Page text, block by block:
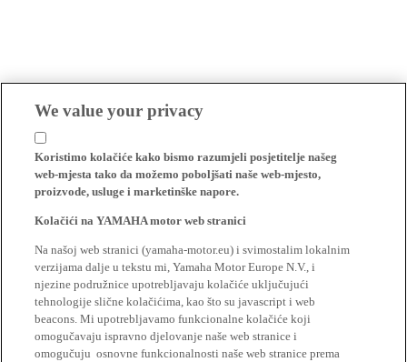
We value your privacy
Koristimo kolačiće kako bismo razumjeli posjetitelje našeg
web-mjesta tako da možemo poboljšati naše web-mjesto,
proizvode, usluge i marketinške napore.
Kolačići na YAMAHA motor web stranici
Na našoj web stranici (yamaha-motor.eu) i svimostalim lokalnim
verzijama dalje u tekstu mi, Yamaha Motor Europe N.V., i
njezine podružnice upotrebljavaju kolačiće uključujući
tehnologije slične kolačićima, kao što su javascript i web
beacons. Mi upotrebljavamo funkcionalne kolačiće koji
omogučavaju ispravno djelovanje naše web stranice i
omogučuju osnovne funkcionalnosti naše web stranice prema